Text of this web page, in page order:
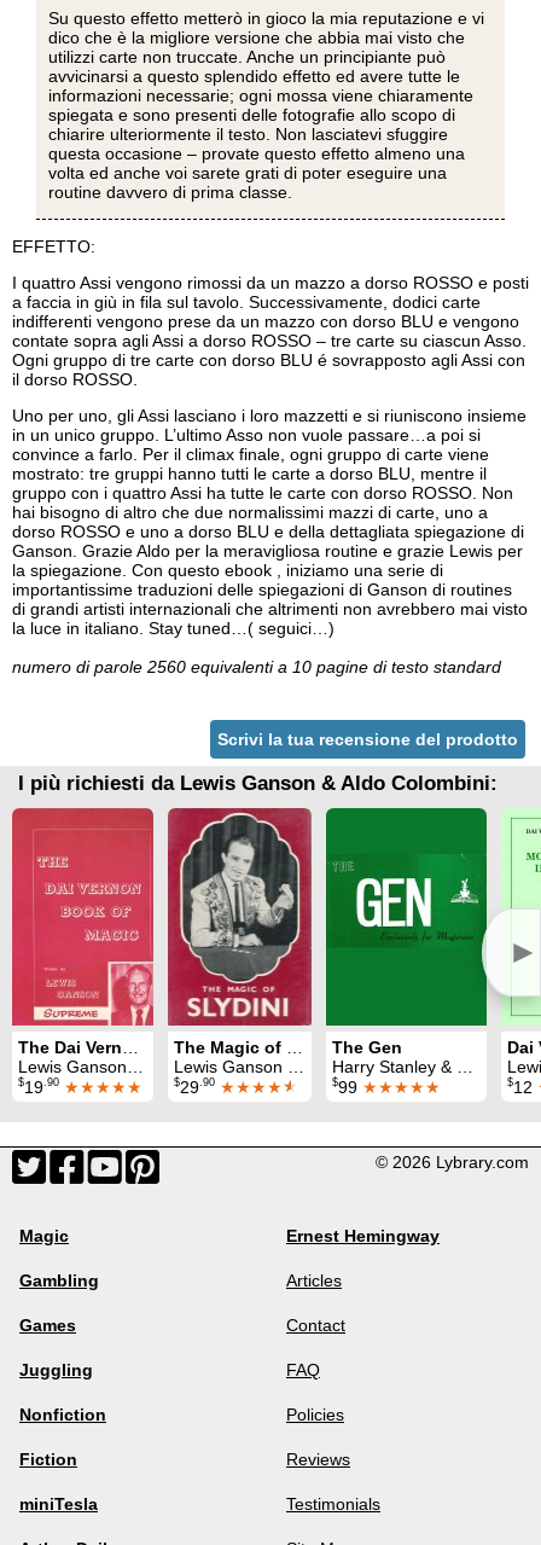
Su questo effetto metterò in gioco la mia reputazione e vi
dico che è la migliore versione che abbia mai visto che
utilizzi carte non truccate. Anche un principiante può
avvicinarsi a questo splendido effetto ed avere tutte le
informazioni necessarie; ogni mossa viene chiaramente
spiegata e sono presenti delle fotografie allo scopo di
chiarire ulteriormente il testo. Non lasciatevi sfuggire
questa occasione – provate questo effetto almeno una
volta ed anche voi sarete grati di poter eseguire una
routine davvero di prima classe.
EFFETTO:
I quattro Assi vengono rimossi da un mazzo a dorso ROSSO e posti
a faccia in giù in fila sul tavolo. Successivamente, dodici carte
indifferenti vengono prese da un mazzo con dorso BLU e vengono
contate sopra agli Assi a dorso ROSSO – tre carte su ciascun Asso.
Ogni gruppo di tre carte con dorso BLU é sovrapposto agli Assi con
il dorso ROSSO.
Uno per uno, gli Assi lasciano i loro mazzetti e si riuniscono insieme
in un unico gruppo. L’ultimo Asso non vuole passare…a poi si
convince a farlo. Per il climax finale, ogni gruppo di carte viene
mostrato: tre gruppi hanno tutti le carte a dorso BLU, mentre il
gruppo con i quattro Assi ha tutte le carte con dorso ROSSO. Non
hai bisogno di altro che due normalissimi mazzi di carte, uno a
dorso ROSSO e uno a dorso BLU e della dettagliata spiegazione di
Ganson. Grazie Aldo per la meravigliosa routine e grazie Lewis per
la spiegazione. Con questo ebook , iniziamo una serie di
importantissime traduzioni delle spiegazioni di Ganson di routines
di grandi artisti internazionali che altrimenti non avrebbero mai visto
la luce in italiano. Stay tuned…( seguici…)
numero di parole 2560 equivalenti a 10 pagine di testo standard
Scrivi la tua recensione del prodotto
I più richiesti da Lewis Ganson & Aldo Colombini:
►
Lewis Ganson & Dai Vernon
$19 .90 ★★★★★
Lewis Ganson & Tony Slydini
$29 .90 ★★★★★
The Gen
Harry Stanley & Lewis Ganson
$99 ★★★★★
Lewis
$12
© 2026 Lybrary.com
Magic
Gambling
Games
Juggling
Nonfiction
Fiction
miniTesla
Ernest Hemingway
Articles
Contact
FAQ
Policies
Reviews
Testimonials